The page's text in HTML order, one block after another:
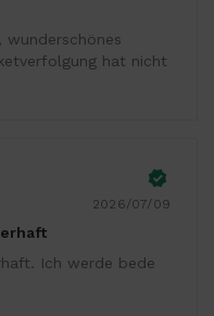
wunderschönes
hat nicht
2026/07/09
Ich werde bede